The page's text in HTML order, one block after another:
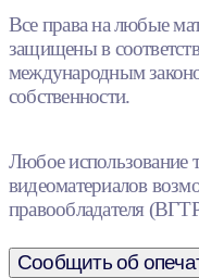
Все права на любые
защищены в
международным
собственности.
Любое использование
видеоматериалов
правообладателя
Сообщить об